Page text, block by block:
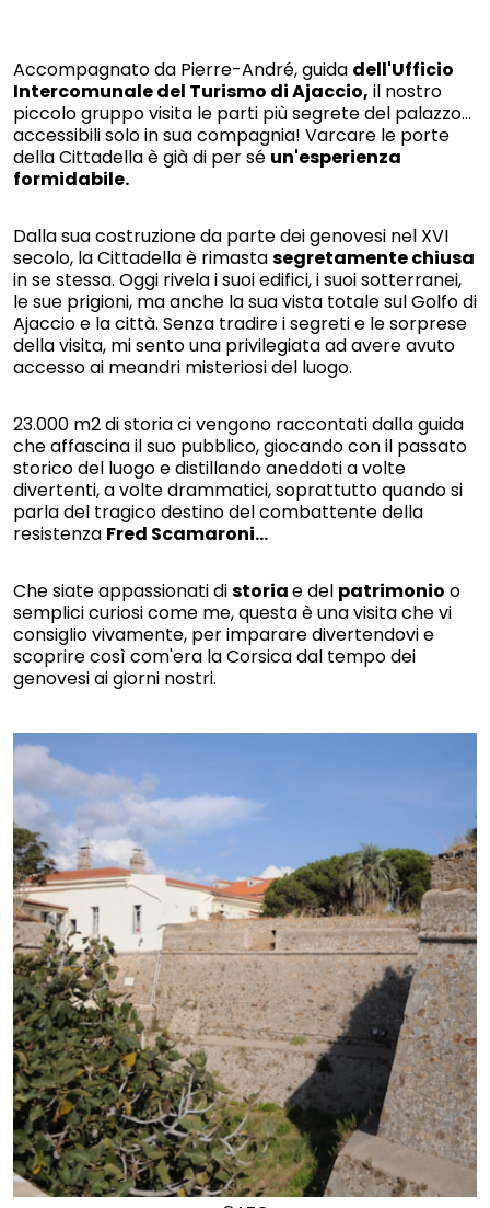
Accompagnato da Pierre-André, guida dell'Ufficio
Intercomunale del Turismo di Ajaccio, il nostro
piccolo gruppo visita le parti più segrete del palazzo...
accessibili solo in sua compagnia! Varcare le porte
della Cittadella è già di per sé un'esperienza
formidabile.
Dalla sua costruzione da parte dei genovesi nel XVI
secolo, la Cittadella è rimastasegretamente chiusa
in se stessa. Oggi rivela i suoi edifici, i suoi sotterranei,
le sue prigioni, ma anche la sua vista totale sul Golfo di
Ajaccio e la città. Senza tradire i segreti e le sorprese
della visita, mi sento una privilegiata ad avere avuto
accesso ai meandri misteriosi del luogo.
23.000 m2 di storia ci vengono raccontati dalla guida
che affascina il suo pubblico, giocando con il passato
storico del luogo e distillando aneddoti a volte
divertenti, a volte drammatici, soprattutto quando si
parla del tragico destino del combattente della
resistenza Fred Scamaroni...
Che siate appassionati distoriae del patrimonio o
semplici curiosi come me, questa è una visita che vi
consiglio vivamente, per imparare divertendovi e
scoprire così com'era la Corsica dal tempo dei
genovesi ai giorni nostri.